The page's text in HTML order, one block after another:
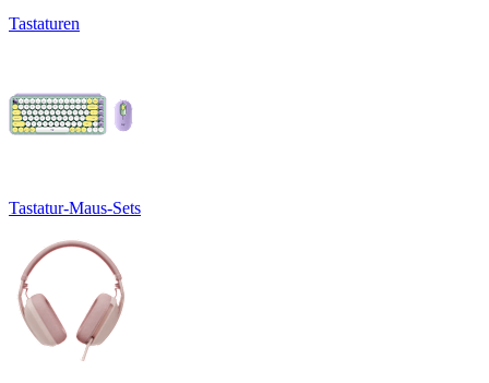
Tastaturen
Tastatur-Maus-Sets